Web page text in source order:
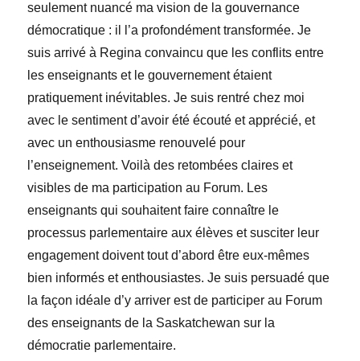
seulement nuancé ma vision de la gouvernance
démocratique : il l’a profondément transformée. Je
suis arrivé à Regina convaincu que les conflits entre
les enseignants et le gouvernement étaient
pratiquement inévitables. Je suis rentré chez moi
avec le sentiment d’avoir été écouté et apprécié, et
avec un enthousiasme renouvelé pour
l’enseignement. Voilà des retombées claires et
visibles de ma participation au Forum. Les
enseignants qui souhaitent faire connaître le
processus parlementaire aux élèves et susciter leur
engagement doivent tout d’abord être eux-mêmes
bien informés et enthousiastes. Je suis persuadé que
la façon idéale d’y arriver est de participer au Forum
des enseignants de la Saskatchewan sur la
démocratie parlementaire.